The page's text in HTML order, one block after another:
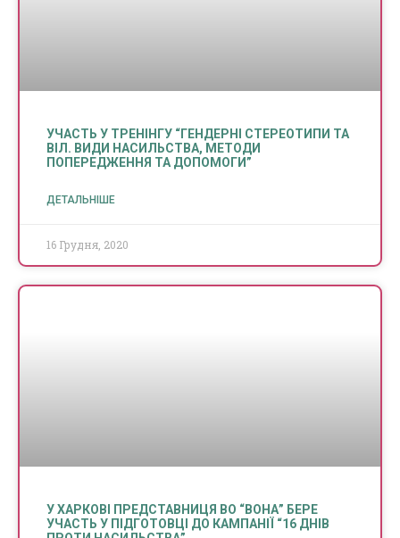
УЧАСТЬ У ТРЕНІНГУ “ГЕНДЕРНІ СТЕРЕОТИПИ ТА
ВІЛ. ВИДИ НАСИЛЬСТВА, МЕТОДИ
ПОПЕРЕДЖЕННЯ ТА ДОПОМОГИ”
ДЕТАЛЬНІШЕ
16 Грудня, 2020
У ХАРКОВІ ПРЕДСТАВНИЦЯ ВО “ВОНА” БЕРЕ
УЧАСТЬ У ПІДГОТОВЦІ ДО КАМПАНІЇ “16 ДНІВ